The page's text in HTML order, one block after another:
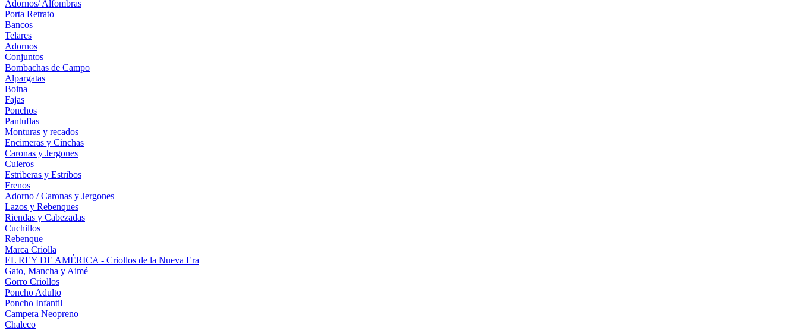
Adornos/ Alfombras
Porta Retrato
Bancos
Telares
Adornos
Conjuntos
Bombachas de Campo
Alpargatas
Boina
Fajas
Ponchos
Pantuflas
Monturas y recados
Encimeras y Cinchas
Caronas y Jergones
Culeros
Estriberas y Estribos
Frenos
Adorno / Caronas y Jergones
Lazos y Rebenques
Riendas y Cabezadas
Cuchillos
Rebenque
Marca Criolla
EL REY DE AMÉRICA - Criollos de la Nueva Era
Gato, Mancha y Aimé
Gorro Criollos
Poncho Adulto
Poncho Infantil
Campera Neopreno
Chaleco